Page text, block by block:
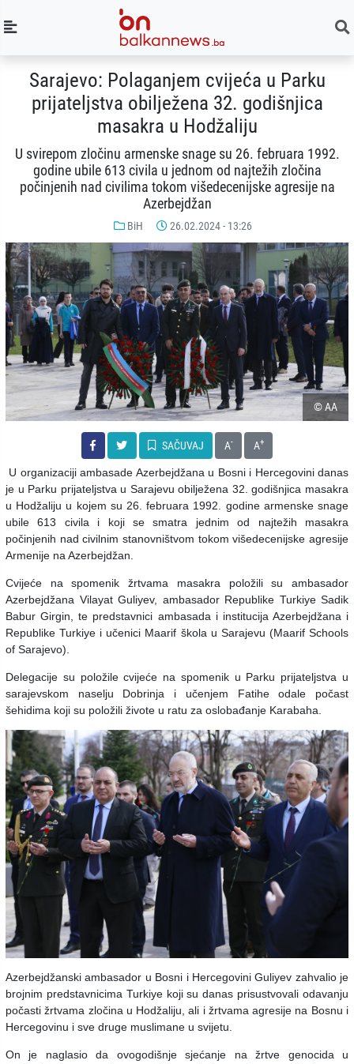
Sarajevo: Polaganjem cvijeća u Parku
prijateljstva obilježena 32. godišnjica
masakra u Hodžaliju
U svirepom zločinu armenske snage su 26. februara 1992.
godine ubile 613 civila u jednom od najtežih zločina
počinjenih nad civilima tokom višedecenijske agresije na
Azerbejdžan
BiH 26.02.2024 - 13:26
© AA
SAČUVAJ A- A+
U organizaciji ambasade Azerbejdžana u Bosni i Hercegovini danas
je u Parku prijateljstva u Sarajevu obilježena 32. godišnjica masakra
u Hodžaliju u kojem su 26. februara 1992. godine armenske snage
ubile 613 civila i koji se smatra jednim od najtežih masakra
počinjenih nad civilnim stanovništvom tokom višedecenijske agresije
Armenije na Azerbejdžan.
Cvijeće na spomenik žrtvama masakra položili su ambasador
Azerbejdžana Vilayat Guliyev, ambasador Republike Turkiye Sadik
Babur Girgin, te predstavnici ambasada i institucija Azerbejdžana i
Republike Turkiye i učenici Maarif škola u Sarajevu (Maarif Schools
of Sarajevo).
Delegacije su položile cvijeće na spomenik u Parku prijateljstva u
sarajevskom naselju Dobrinja i učenjem Fatihe odale počast
šehidima koji su položili živote u ratu za oslobađanje Karabaha.
Azerbejdžanski ambasador u Bosni i Hercegovini Guliyev zahvalio je
brojnim predstavnicima Turkiye koji su danas prisustvovali odavanju
počasti žrtvama zločina u Hodžaliju, ali i žrtvama agresije na Bosnu i
Hercegovinu i sve druge muslimane u svijetu.
On je naglasio da ovogodišnje sjećanje na žrtve genocida u